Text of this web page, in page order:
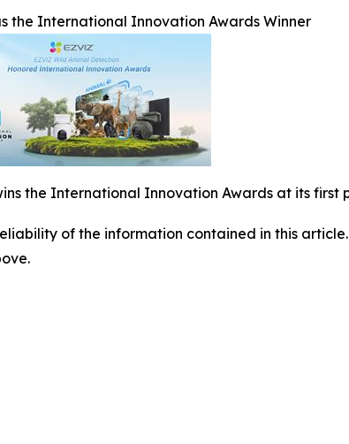
the International Innovation Awards Winner
the International Innovation Awards at its
of the information contained in this